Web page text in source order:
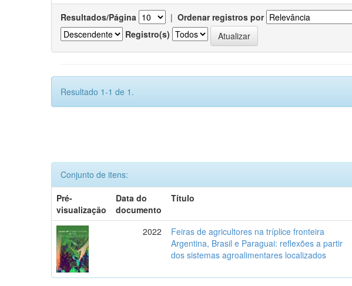
Resultados/Página | Ordenar registros por
Registro(s)
Resultado 1-1 de 1.
Conjunto de itens:
Pré-
visualização
Data do
documento
Título
2022
Feiras de agricultores na tríplice fronteira
Argentina, Brasil e Paraguai: reflexões a partir
dos sistemas agroalimentares localizados